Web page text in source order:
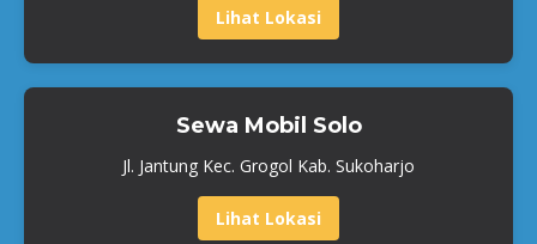
Lihat Lokasi
Sewa Mobil Solo
Jl. Jantung Kec. Grogol Kab. Sukoharjo
Lihat Lokasi